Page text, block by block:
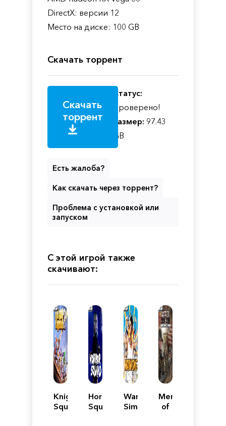
DirectX: версии 12
Место на диске: 100 GB
Скачать торрент
Скачать
торрент
Статус:
Проверено!
Размер: 97.43
GB
Есть жалоба?
Как скачать через торрент?
Проблема с установкой или
запуском
С этой игрой также
скачивают:
Knight
Squad
Horror
Squad
Wanking
Simulator
Men
of